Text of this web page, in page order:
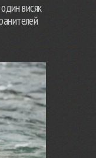
висяк